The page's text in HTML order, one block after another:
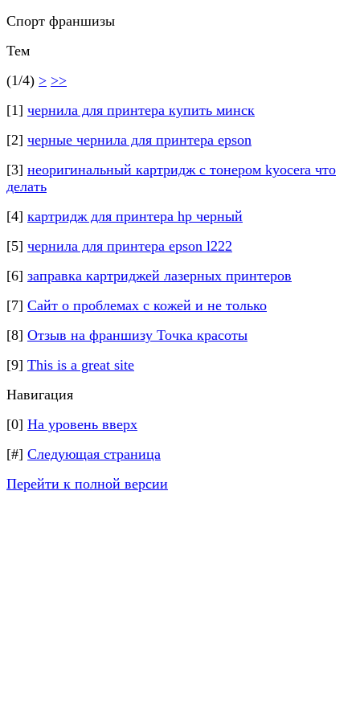
Спорт франшизы
Тем
(1/4) > >>
[1] чернила для принтера купить минск
[2] черные чернила для принтера epson
[3] неоригинальный картридж с тонером kyocera что
делать
[4] картридж для принтера hp черный
[5] чернила для принтера epson l222
[6] заправка картриджей лазерных принтеров
[7] Сайт о проблемах с кожей и не только
[8] Отзыв на франшизу Точка красоты
[9] This is a great site
Навигация
[0] На уровень вверх
[#] Следующая страница
Перейти к полной версии